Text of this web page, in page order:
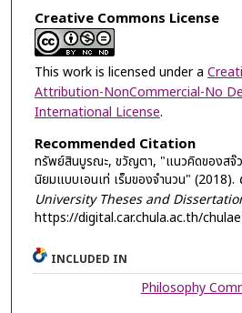
Creative Commons License
This work is licensed under a
Attribution-NonCommercial-No
International License.
Recommended Citation
ทรัพย์สินบูรณะ, ขวัญตา, "แนวคิดของสจ๊ว
นิยมแบบเอนเท่ เร็มของจำนวน" (2018).
University Theses and
https://digital.car.chula.ac.th/
INCLUDED IN
Philosophy